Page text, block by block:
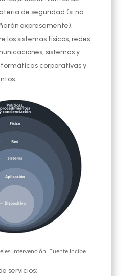
de seguridad (si no
expresamente).
los sistemas físicos, redes
sistemas y
corporativas y
intervención. Fuente Incibe
servicios: